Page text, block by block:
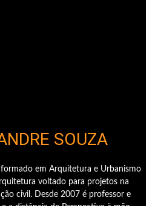
SOUZA
em Arquitetura e Urbanismo
voltado para projetos na
civil. Desde 2007 é professor e